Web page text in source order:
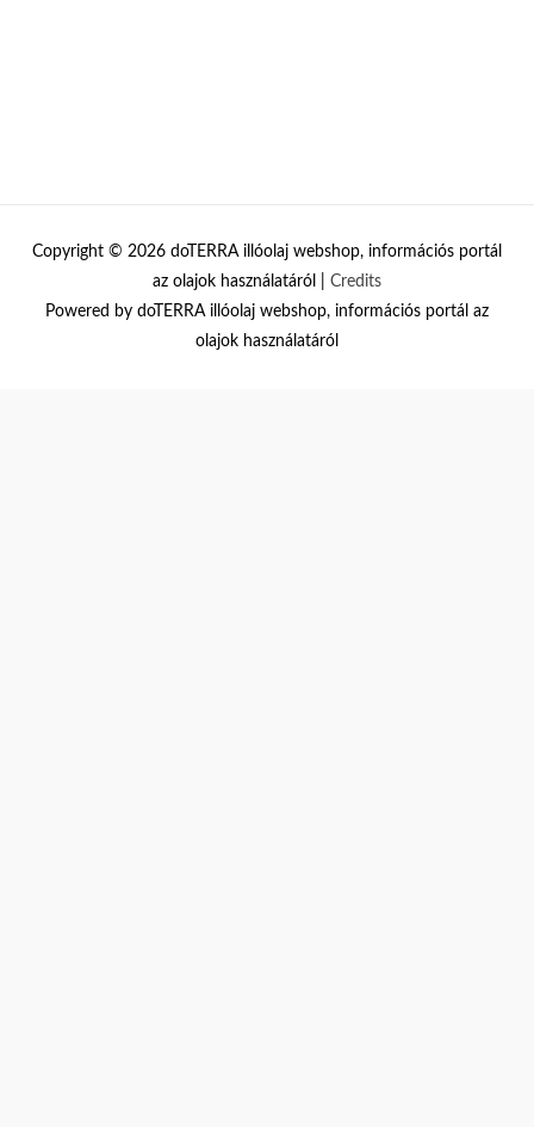
Copyright © 2026 doTERRA illóolaj webshop, információs portál
az olajok használatáról
Credits
Powered by doTERRA illóolaj webshop, információs portál az
olajok használatáról